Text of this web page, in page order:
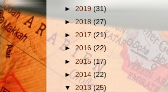
► 2019(31)
►2018(27)
► 2017 (21)
► 2016 (22)
► 2015 (17)
►2014 (22)
▼ 2013(25)